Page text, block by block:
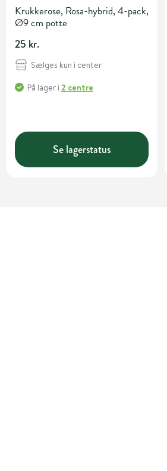
Krukkerose, Rosa-hybrid, 4-pack,
Ø9 cm potte
25 kr.
Sælges kun i center
På lager i 2 centre
Se lagerstatus